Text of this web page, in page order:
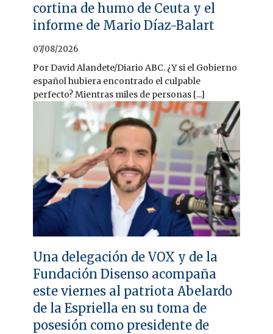
cortina de humo de Ceuta y el
informe de Mario Díaz-Balart
07/08/2026
Por David Alandete/Diario ABC. ¿Y si el Gobierno
español hubiera encontrado el culpable
perfecto? Mientras miles de personas [...]
Una delegación de VOX y de la
Fundación Disenso acompaña
este viernes al patriota Abelardo
de la Espriella en su toma de
posesión como presidente de